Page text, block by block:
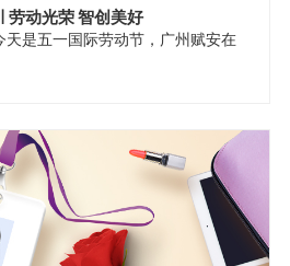
劳动光荣 智创美好
天是五一国际劳动节，广州赋安在